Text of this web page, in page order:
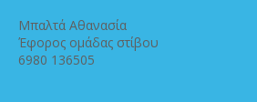
Μπαλτά Αθανασία
Έφορος ομάδας στίβου
6980 136505